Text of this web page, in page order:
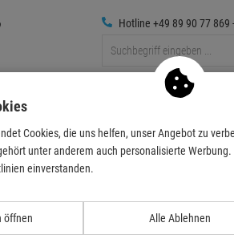
Hotline +49 89 90 77 869
Medientechnik
Stuff
und Shirts
Cookies, die uns helfen, unser Angebot zu
unter anderem auch personalisierte
einverstanden.
öffnen Alle Ablehnen